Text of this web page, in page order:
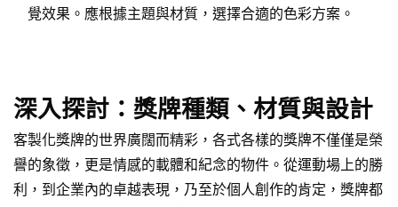
覺效果。應根據主題與材質，選擇合適的色彩方案。
深入探討：獎牌種類、材質與設計
客製化獎牌的世界廣闊而精彩，各式各樣的獎牌不僅僅是榮
譽的象徵，更是情感的載體和紀念的物件。從運動場上的勝
利，到企業內的卓越表現，乃至於個人創作的肯定，獎牌都